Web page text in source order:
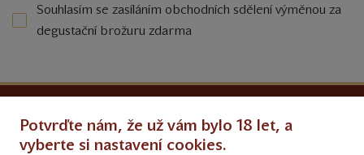
Souhlasím se zasíláním obchodních sdělení výměnou za
degustační brožuru zdarma
Obchodní podmínky
Potvrďte nám, že už vám bylo 18 let, a
vyberte si nastavení cookies.